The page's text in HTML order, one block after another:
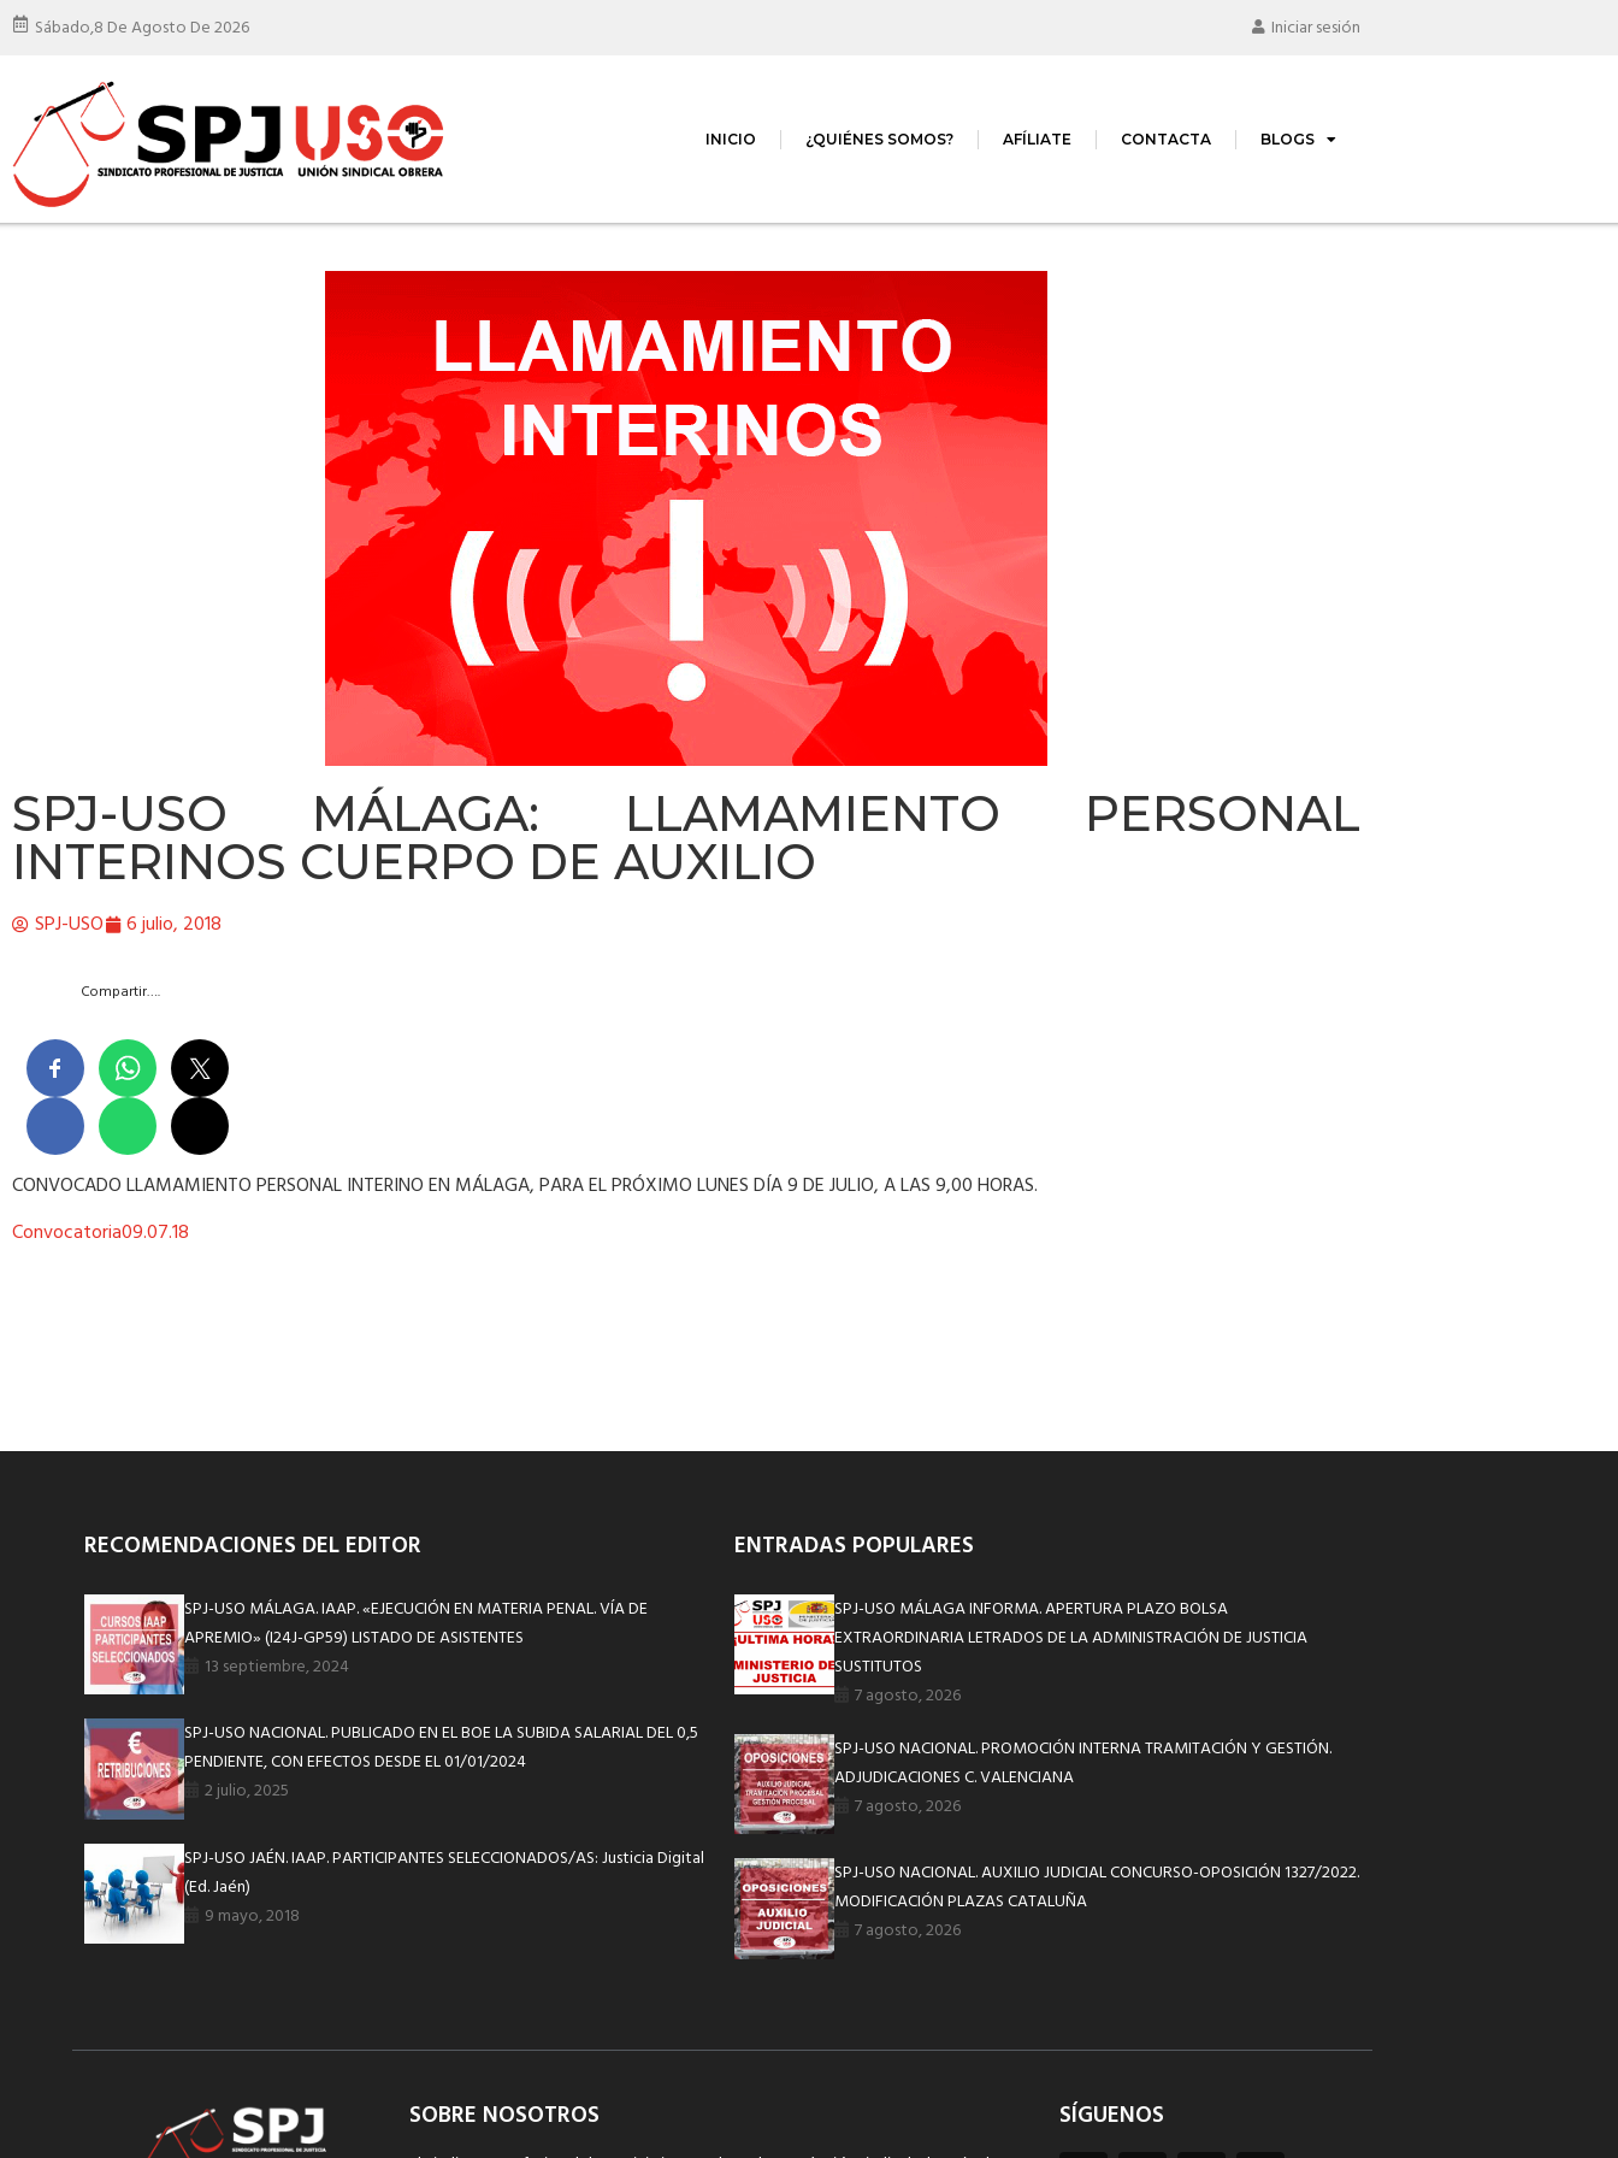
Sábado,8 De Agosto De 2026 Iniciar sesión
INICIO ¿QUIÉNES SOMOS? AFÍLIATE CONTACTA BLOGS
SPJ-USO MÁLAGA: LLAMAMIENTO PERSONAL
INTERINOS CUERPO DE AUXILIO
SPJ-USO 6 julio, 2018
Compartir….
CONVOCADO LLAMAMIENTO PERSONAL INTERINO EN MÁLAGA, PARA EL PRÓXIMO LUNES DÍA 9 DE JULIO, A LAS 9,00 HORAS.
Convocatoria09.07.18
RECOMENDACIONES DEL EDITOR
SPJ-USO MÁLAGA. IAAP. «EJECUCIÓN EN MATERIA PENAL. VÍA DE
APREMIO» (I24J-GP59) LISTADO DE ASISTENTES
13 septiembre, 2024
SPJ-USO NACIONAL. PUBLICADO EN EL BOE LA SUBIDA SALARIAL DEL 0,5
PENDIENTE, CON EFECTOS DESDE EL 01/01/2024
2 julio, 2025
SPJ-USO JAÉN. IAAP. PARTICIPANTES SELECCIONADOS/AS: Justicia Digital
(Ed. Jaén)
9 mayo, 2018
ENTRADAS POPULARES
SPJ-USO MÁLAGA INFORMA. APERTURA PLAZO BOLSA
EXTRAORDINARIA LETRADOS DE LA ADMINISTRACIÓN DE JUSTICIA
SUSTITUTOS
7 agosto, 2026
SPJ-USO NACIONAL. PROMOCIÓN INTERNA TRAMITACIÓN Y GESTIÓN.
ADJUDICACIONES C. VALENCIANA
7 agosto, 2026
SPJ-USO NACIONAL. AUXILIO JUDICIAL CONCURSO-OPOSICIÓN 1327/2022.
MODIFICACIÓN PLAZAS CATALUÑA
7 agosto, 2026
SOBRE NOSOTROS SÍGUENOS